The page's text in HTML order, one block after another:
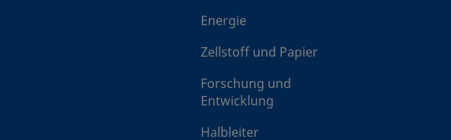
Energie
Zellstoff und Papier
Forschung und
Entwicklung
Halbleiter